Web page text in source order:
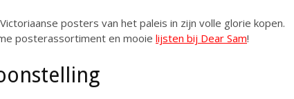
posters van het paleis in zijn volle glorie kopen.
posterassortiment en mooie lijsten bij Dear Sam!